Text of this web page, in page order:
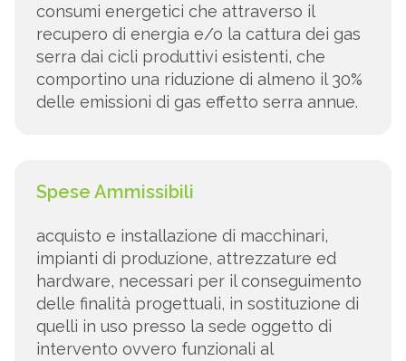
consumi energetici che attraverso il
recupero di energia e/o la cattura dei gas
serra dai cicli produttivi esistenti, che
comportino una riduzione di almeno il 30%
delle emissioni di gas effetto serra annue.
Spese Ammissibili
acquisto e installazione di macchinari,
impianti di produzione, attrezzature ed
hardware, necessari per il conseguimento
delle finalità progettuali, in sostituzione di
quelli in uso presso la sede oggetto di
intervento ovvero funzionali al